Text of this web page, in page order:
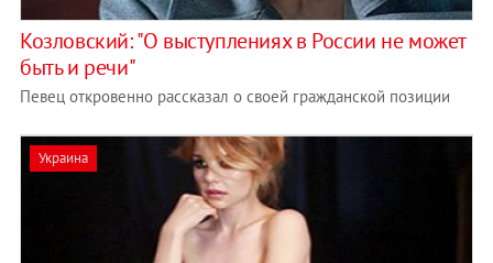
Козловский: "О выступлениях в России не может
быть и речи"
Певец откровенно рассказал о своей гражданской позиции
Украина